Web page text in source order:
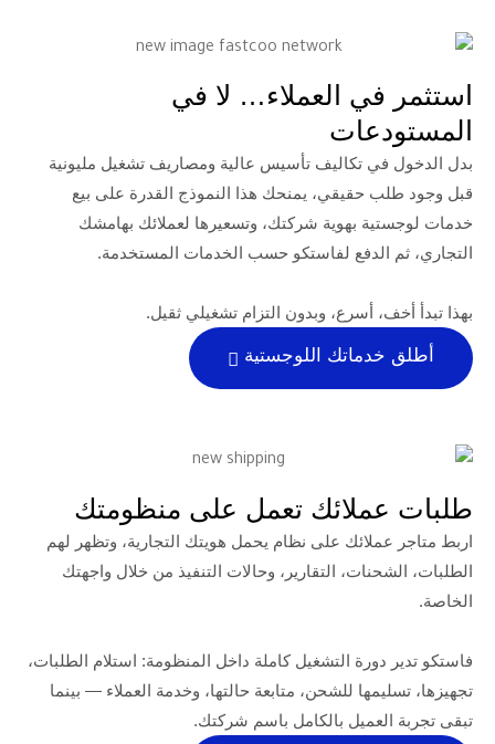
العملاء… لا في
تكاليف تأسيس عالية ومصاريف تشغيل مليونية
يمنحك هذا النموذج القدرة على بيع
بهوية شركتك، وتسعيرها لعملائك بهامشك
لفاستكو حسب الخدمات المستخدمة.
أسرع، وبدون التزام تشغيلي ثقيل.
اللوجستية
تعمل على منظومتك
على نظام يحمل هويتك التجارية، وتظهر لهم
التقارير، وحالات التنفيذ من خلال واجهتك
التشغيل كاملة داخل المنظومة: استلام الطلبات،
للشحن، متابعة حالتها، وخدمة العملاء — بينما
بالكامل باسم شركتك.